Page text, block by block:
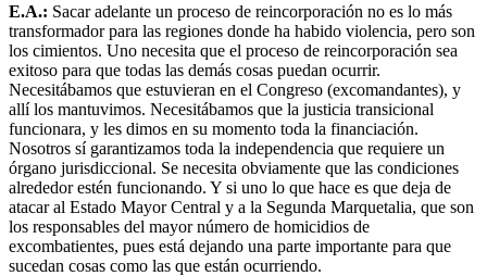
E.A.: Sacar adelante un proceso de reincorporación no es lo más
transformador para las regiones donde ha habido violencia, pero son
los cimientos. Uno necesita que el proceso de reincorporación sea
exitoso para que todas las demás cosas puedan ocurrir.
Necesitábamos que estuvieran en el Congreso (excomandantes), y
allí los mantuvimos. Necesitábamos que la justicia transicional
funcionara, y les dimos en su momento toda la financiación.
Nosotros sí garantizamos toda la independencia que requiere un
órgano jurisdiccional. Se necesita obviamente que las condiciones
alrededor estén funcionando. Y si uno lo que hace es que deja de
atacar al Estado Mayor Central y a la Segunda Marquetalia, que son
los responsables del mayor número de homicidios de
excombatientes, pues está dejando una parte importante para que
sucedan cosas como las que están ocurriendo.